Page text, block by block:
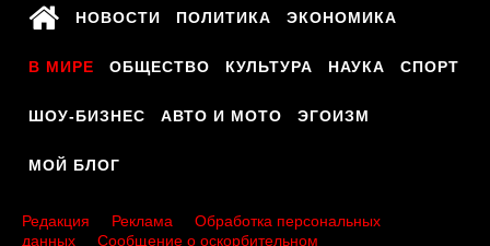
НОВОСТИ ПОЛИТИКА ЭКОНОМИКА
В МИРЕ ОБЩЕСТВО КУЛЬТУРА НАУКА СПОРТ
ШОУ-БИЗНЕС АВТО И МОТО ЭГОИЗМ
МОЙ БЛОГ
Редакция Реклама
Обработка персональных
данных
Сообщение о оскорбительном